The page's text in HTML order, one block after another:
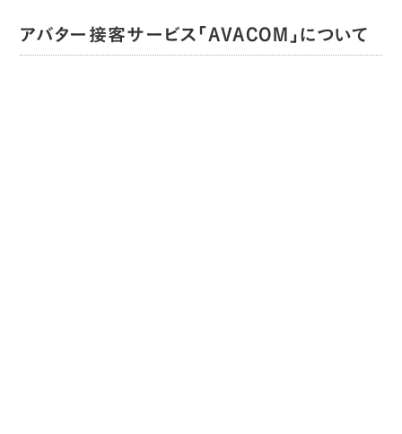
アバター接客サービス「AVACOM」について